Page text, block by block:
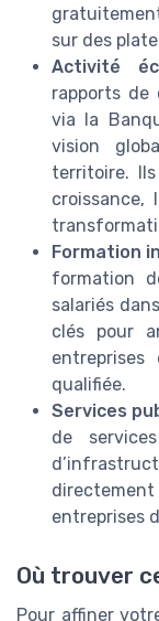
sur des
Activité
rapports de
via la
vision
territoire.
croissance,
Formation
formation
salariés
clés pour
qualifiée.
Services
de
entreprises
Où trouver
Pour affiner